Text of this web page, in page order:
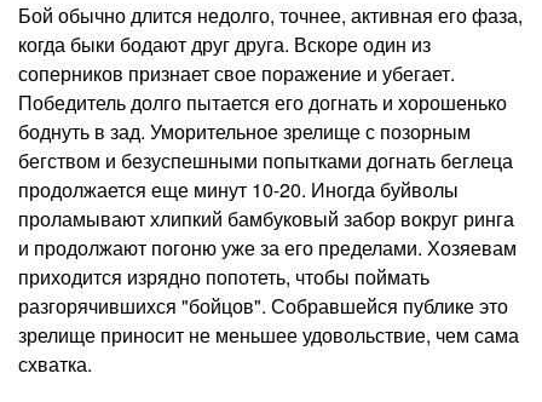
Бой обычно длится недолго, точнее, активная его фаза,
когда быки бодают друг друга. Вскоре один из
соперников признает свое поражение и убегает.
Победитель долго пытается его догнать и хорошенько
боднуть в зад. Уморительное зрелище с позорным
бегством и безуспешными попытками догнать беглеца
продолжается еще минут 10-20. Иногда буйволы
проламывают хлипкий бамбуковый забор вокруг ринга
и продолжают погоню уже за его пределами. Хозяевам
приходится изрядно попотеть, чтобы поймать
разгорячившихся "бойцов". Собравшейся публике это
зрелище приносит не меньшее удовольствие, чем сама
схватка.